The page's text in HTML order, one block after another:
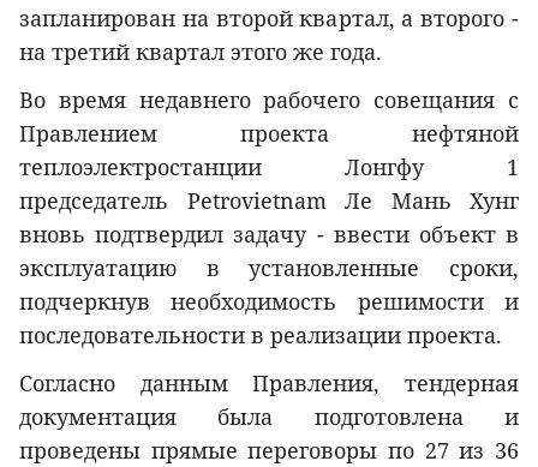
запланирован на второй квартал, а второго -
на третий квартал этого же года.
Во время недавнего рабочего совещания с
Правлением проекта нефтяной
теплоэлектростанции Лонгфу 1
председатель Petrovietnam Ле Мань Хунг
вновь подтвердил задачу - ввести объект в
эксплуатацию в установленные сроки,
подчеркнув необходимость решимости и
последовательности в реализации проекта.
Согласно данным Правления, тендерная
документация была подготовлена и
проведены прямые переговоры по 27 из 36